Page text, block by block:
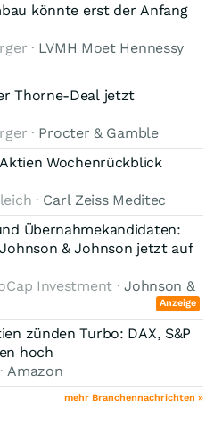
könnte erst der Anfang
· LVMH Moet Hennessy
Thorne-Deal jetzt
· Procter & Gamble
Wochenrückblick
· Carl Zeiss Meditec
Übernahmekandidaten:
& Johnson jetzt auf
Investment ·Johnson &
Anzeige
zünden Turbo: DAX, S&P
hoch
Amazon
mehr Branchennachrichten »